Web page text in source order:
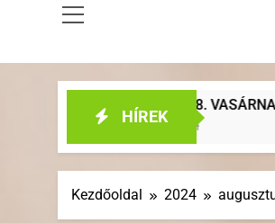
HÍREK
| A év | 2026. augusztus 2. |
Kezdőoldal 2024